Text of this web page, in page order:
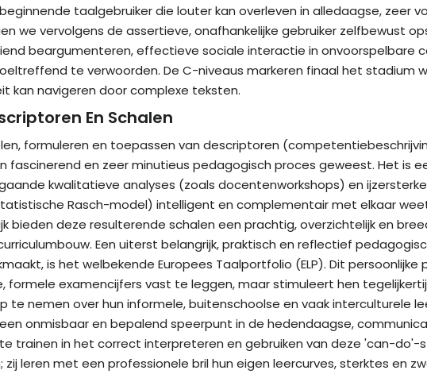
taalgebruiker die louter kan overleven in alledaagse, zeer
we vervolgens de assertieve, onafhankelijke gebruiker zelfbewust
beargumenteren, effectieve sociale interactie in onvoorspelbare
te verwoorden. De C-niveaus markeren finaal het stadium
kan navigeren door complexe teksten.
En Schalen
formuleren en toepassen van descriptoren
fascinerend en zeer minutieus pedagogisch proces geweest. Het is
kwalitatieve analyses (zoals docentenworkshops) en
Rasch-model) intelligent en complementair met elkaar
bieden deze resulterende schalen een prachtig, overzichtelijk en
Een uiterst belangrijk, praktisch en reflectief
is het welbekende Europees Taalportfolio (ELP). Dit
formele examencijfers vast te leggen, maar stimuleert hen
te nemen over hun informele, buitenschoolse en vaak interculturele
onmisbaar en bepalend speerpunt in de hedendaagse,
trainen in het correct interpreteren en gebruiken van deze 'can-do'-
leren met een professionele bril hun eigen leercurves, sterktes en